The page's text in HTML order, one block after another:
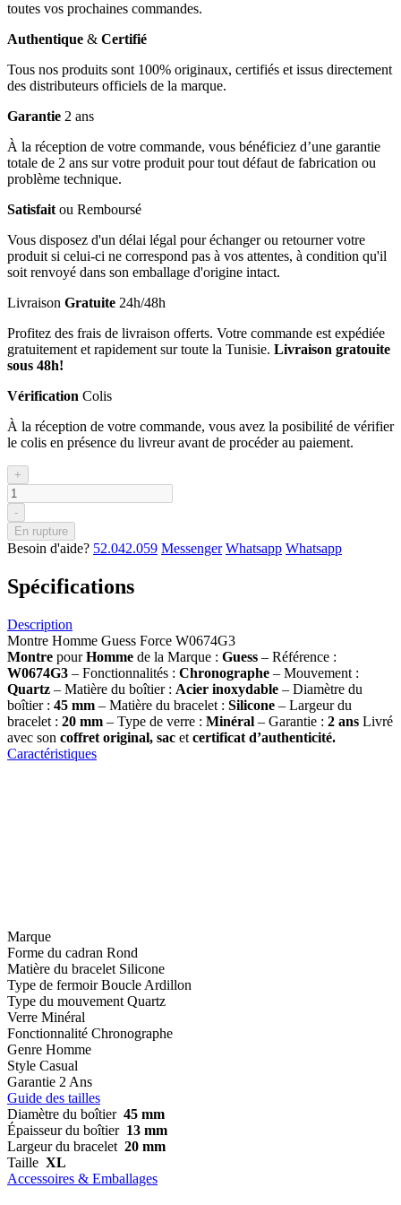
toutes vos prochaines commandes.
Authentique & Certifié
Tous nos produits sont 100% originaux, certifiés et issus directement
des distributeurs officiels de la marque.
Garantie 2 ans
À la réception de votre commande, vous bénéficiez d’une garantie
totale de 2 ans sur votre produit pour tout défaut de fabrication ou
problème technique.
Satisfait ou Remboursé
Vous disposez d'un délai légal pour échanger ou retourner votre
produit si celui-ci ne correspond pas à vos attentes, à condition qu'il
soit renvoyé dans son emballage d'origine intact.
Livraison Gratuite 24h/48h
Profitez des frais de livraison offerts. Votre commande est expédiée
gratuitement et rapidement sur toute la Tunisie. Livraison gratouite
sous 48h!
Vérification Colis
À la réception de votre commande, vous avez la posibilité de vérifier
le colis en présence du livreur avant de procéder au paiement.
+
-
En rupture
Besoin d'aide? 52.042.059 Messenger Whatsapp Whatsapp
Spécifications
Description
Montre Homme Guess Force W0674G3
Montre pourHomme de la Marque : Guess – Référence :
W0674G3 – Fonctionnalités : Chronographe – Mouvement :
Quartz – Matière du boîtier : Acier inoxydable – Diamètre du
boîtier : 45 mm – Matière du bracelet : Silicone – Largeur du
bracelet : 20 mm – Type de verre : Minéral – Garantie : 2 ans Livré
avec son coffret original, sac et certificat d’authenticité.
Caractéristiques
Marque
Forme du cadran Rond
Matière du bracelet Silicone
Type de fermoir Boucle Ardillon
Type du mouvement Quartz
Verre Minéral
Fonctionnalité Chronographe
Genre Homme
Style Casual
Garantie 2 Ans
Guide des tailles
Diamètre du boîtier 45 mm
Épaisseur du boîtier 13 mm
Largeur du bracelet 20 mm
Taille XL
Accessoires & Emballages